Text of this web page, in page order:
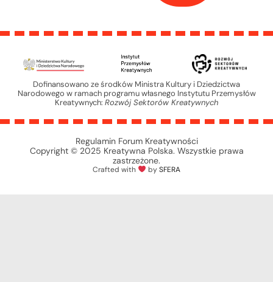
Dofinansowano ze środków Ministra Kultury i Dziedzictwa
Narodowego w ramach programu własnego Instytutu Przemysłów
Kreatywnych: Rozwój Sektorów Kreatywnych
Regulamin Forum Kreatywności
Copyright © 2025 Kreatywna Polska. Wszystkie prawa
zastrzeżone.
Crafted with bySFERA